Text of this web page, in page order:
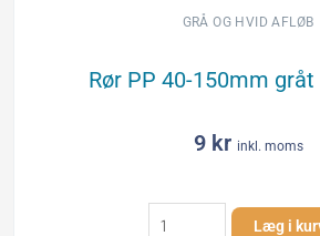
afløbsrør
GRÅ OG HVID AFLØB
Rør PP 40-150mm
9 kr inkl. moms
Rør
Læg i